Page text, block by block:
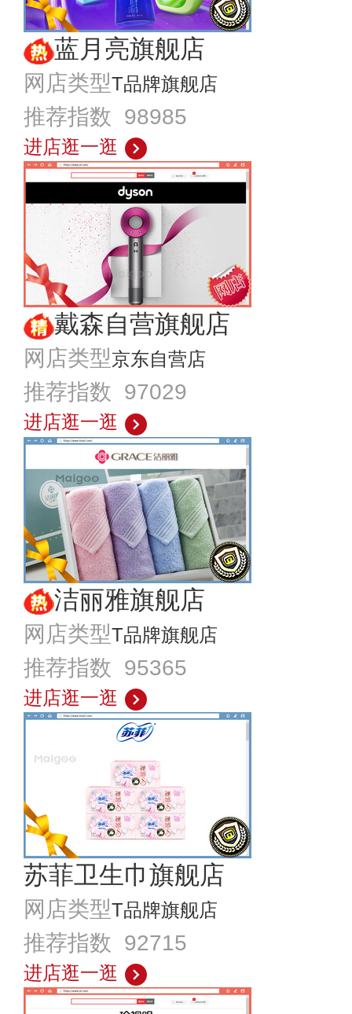
蓝月亮旗舰店
网店类型T品牌旗舰店
推荐指数 98985
进店逛一逛
戴森自营旗舰店
网店类型京东自营店
推荐指数 97029
进店逛一逛
洁丽雅旗舰店
网店类型T品牌旗舰店
推荐指数 95365
进店逛一逛
苏菲卫生巾旗舰店
网店类型T品牌旗舰店
推荐指数 92715
进店逛一逛